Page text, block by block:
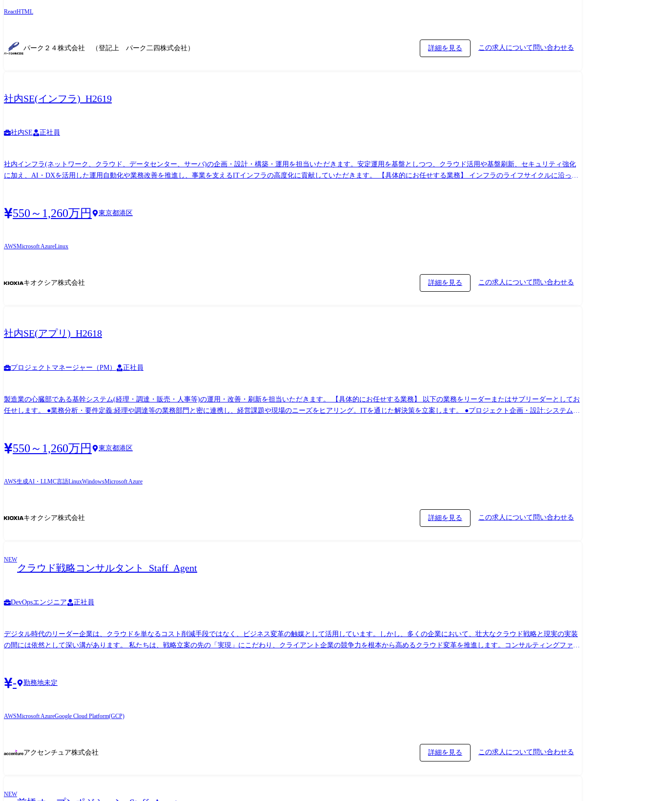
ReactHTML
パーク２４株式会社 （登記上 パーク二四株式会社） 詳細を見る この求人について問い合わせる
社内SE(インフラ)_H2619
社内SE 正社員
社内インフラ(ネットワーク、クラウド、データセンター、サーバ)の企画・設計・構築・運用を担当いただきます。安定運用を基盤としつつ、クラウド活用や基盤刷新、セキュリティ強化
に加え、AI・DXを活用した運用自動化や業務改善を推進し、事業を支えるITインフラの高度化に貢献していただきます。 【具体的にお任せする業務】 インフラのライフサイクルに沿っ
フィスのインフラ基盤を安定稼働させつつ、最新技術を用いた性能向上(スケーラビリティの確保など)を図ります。 ●アーキテクチャ刷新とセキュリティ強化: クラウド活用(AWS/Azure/OCI
等)の推進や、ゼロトラスト等の最新セキュリティ技術の実装による、堅牢かつ柔軟なインフラへの刷新。 ●AI・DXを活用した運用改革: IaCやAIによる障害予兆検知を導入し、運用自動化
ンフラの標準化、および運用ガイドラインの策定。 [従事すべき業務の変更の範囲] (雇入れ直後)上記の通り (変更の範囲)その他会社が指示する業務 【使用ツール】 ●OS/基盤:Linux、
550～1,260万円 東京都港区
AWSMicrosoft AzureLinux
キオクシア株式会社 詳細を見る この求人について問い合わせる
社内SE(アプリ)_H2618
プロジェクトマネージャー（PM） 正社員
製造業の心臓部である基幹システム(経理・調達・販売・人事等)の運用・改善・刷新を担当いただきます。 【具体的にお任せする業務】 以下の業務をリーダーまたはサブリーダーとしてお
任せします。 ●業務分析・要件定義:経理や調達等の業務部門と密に連携し、経営課題や現場のニーズをヒアリング。ITを通じた解決策を立案します。 ●プロジェクト企画・設計:システム改
まず現行環境の理解を深めていただきます。 ・当社の業務フローとシステム構成の理解 ・経理・調達等の基幹システムの運用保守業務 ・関係部門とのリレーション構築 ●その後、各種改
善推進に参画いただきます。 ・業務課題の分析と改善提案の実施 ・基幹システム刷新、システム改修プロジェクトへの参画 ・ベンダーコントロールと品質管理 [従事すべき業務の変更の範
Unix、Linux ●クラウド関連:AWS、Azure、OCI etc.
550～1,260万円 東京都港区
AWS生成AI・LLMC言語LinuxWindowsMicrosoft Azure
キオクシア株式会社 詳細を見る この求人について問い合わせる
NEW
クラウド戦略コンサルタント_Staff_Agent
DevOpsエンジニア 正社員
デジタル時代のリーダー企業は、クラウドを単なるコスト削減手段ではなく、ビジネス変革の触媒として活用しています。しかし、多くの企業において、壮大なクラウド戦略と現実の実装
の間には依然として深い溝があります。 私たちは、戦略立案の先の「実現」にこだわり、クライアント企業の競争力を根本から高めるクラウド変革を推進します。コンサルティングファー
ドプラットフォーム戦略の設計 ・実現可能性と革新性を両立させた、クラウド変革ロードマップの策定 ・テクノロジー投資の最適配分による、ビジネス価値の最大化 ・組織・人材・プロ
セスを包含した、包括的クラウドオペレーティングモデルの構築 ・導入後の継続的な価値向上を実現する、クラウドcoe体制の確立 プロジェクト事例 ・クラウドを通じた事業再定義: レガ
ータ活用力と俊敏性を両立 ・クラウドネイティブ組織への変革: devopsとsreの導入によりリリースサイクルを劇的に短縮 ・クラウドセキュリティの再構築: ゼロトラストモデルの導入によ
- 勤務地未定
AWSMicrosoft AzureGoogle Cloud Platform(GCP)
アクセンチュア株式会社 詳細を見る この求人について問い合わせる
NEW